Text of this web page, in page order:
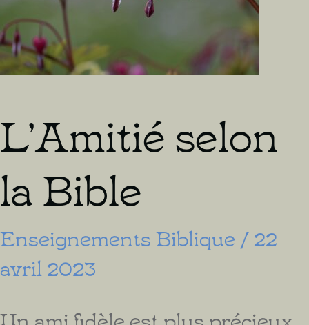
L’Amitié selon
la Bible
Enseignements Biblique /22
avril 2023
Un ami fidèle est plus précieux